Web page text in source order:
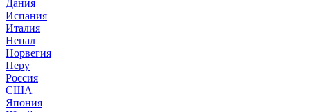
Дания
Испания
Италия
Непал
Норвегия
Перу
Россия
США
Япония